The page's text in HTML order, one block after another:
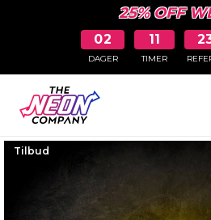
25% OFF
02
DAGER
11
TIMER
Tilbud